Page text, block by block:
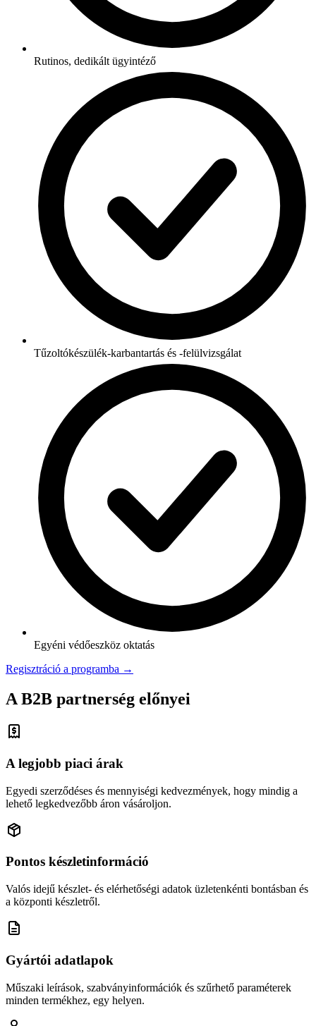
Rutinos, dedikált ügyintéző
Tűzoltókészülék-karbantartás és -felülvizsgálat
Egyéni védőeszköz oktatás
Regisztráció a programba →
A B2B partnerség előnyei
A legjobb piaci árak
Egyedi szerződéses és mennyiségi kedvezmények, hogy mindig a
lehető legkedvezőbb áron vásároljon.
Pontos készletinformáció
Valós idejű készlet- és elérhetőségi adatok üzletenkénti bontásban és
a központi készletről.
Gyártói adatlapok
Műszaki leírások, szabványinformációk és szűrhető paraméterek
minden termékhez, egy helyen.